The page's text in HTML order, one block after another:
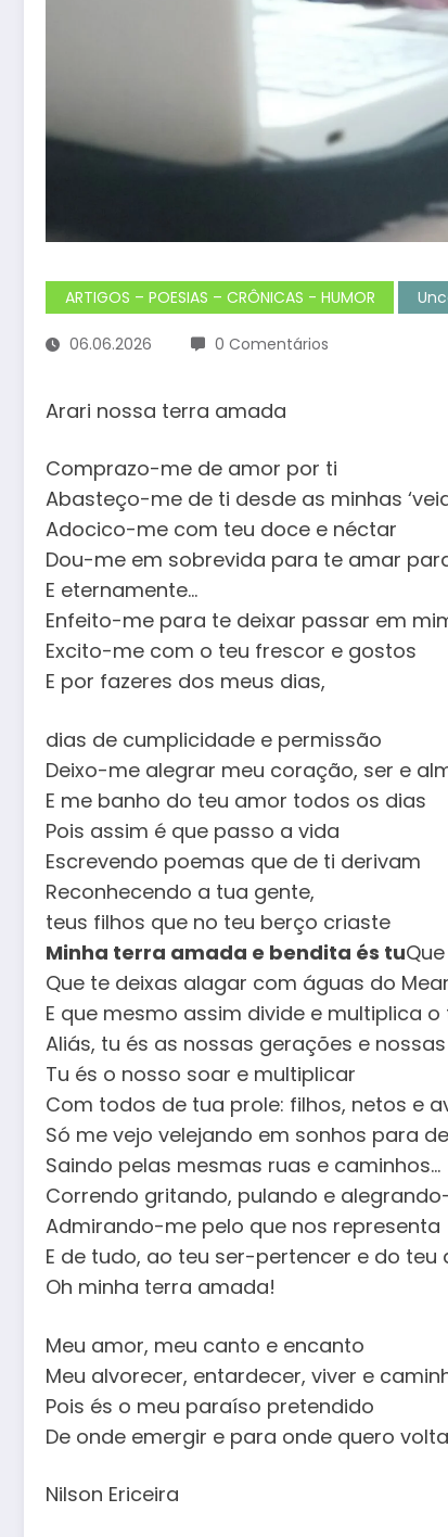
ARTIGOS – POESIAS – CRÔNICAS - HUMOR
06.06.2026 0 Comentários
Arari nossa terra amada
Comprazo-me de amor por ti
Abasteço-me de ti desde as minhas
Adocico-me com teu doce e néctar
Dou-me em sobrevida para te amar
E eternamente…
Enfeito-me para te deixar passar em
Excito-me com o teu frescor e gostos
E por fazeres dos meus dias,
dias de cumplicidade e permissão
Deixo-me alegrar meu coração, ser e
E me banho do teu amor todos os dias
Pois assim é que passo a vida
Escrevendo poemas que de ti derivam
Reconhecendo a tua gente,
teus filhos que no teu berço criaste
Minha terra amada e bendita és tu
Que te deixas alagar com águas do
E que mesmo assim divide e multiplica
Aliás, tu és as nossas gerações e
Tu és o nosso soar e multiplicar
Com todos de tua prole: filhos, netos e
Só me vejo velejando em sonhos para
Saindo pelas mesmas ruas e caminhos…
Correndo gritando, pulando e
Admirando-me pelo que nos representa
E de tudo, ao teu ser-pertencer e do teu
Oh minha terra amada!
Meu amor, meu canto e encanto
Meu alvorecer, entardecer, viver e
Pois és o meu paraíso pretendido
De onde emergir e para onde quero
Nilson Ericeira